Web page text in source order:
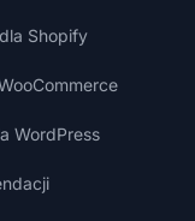
Shopify
WordPress